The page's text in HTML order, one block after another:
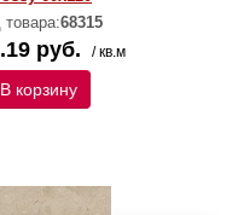
товара:68315
руб. / кв.м
В корзину